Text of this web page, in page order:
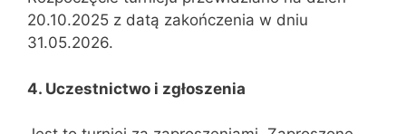
20.10.2025 z datą zakończenia w dniu
31.05.2026.
4. Uczestnictwo i zgłoszenia